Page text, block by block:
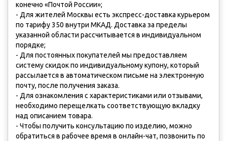
конечно «Почтой России»;
- Для жителей Москвы есть экспресс-доставка курьером
по тарифу 350 внутри МКАД. Доставка за пределы
указанной области рассчитывается в индивидуальном
порядке;
- Для постоянных покупателей мы предоставляем
систему скидок по индивидуальному купону, который
рассылается в автоматическом письме на электронную
почту, после получения заказа.
- Для ознакомления с характеристиками или отзывами,
необходимо перещелкать соответствующую вкладку
над описанием товара.
- Чтобы получить консультацию по изделию, можно
обратиться в рабочее время в онлайн-чат, позвонить по